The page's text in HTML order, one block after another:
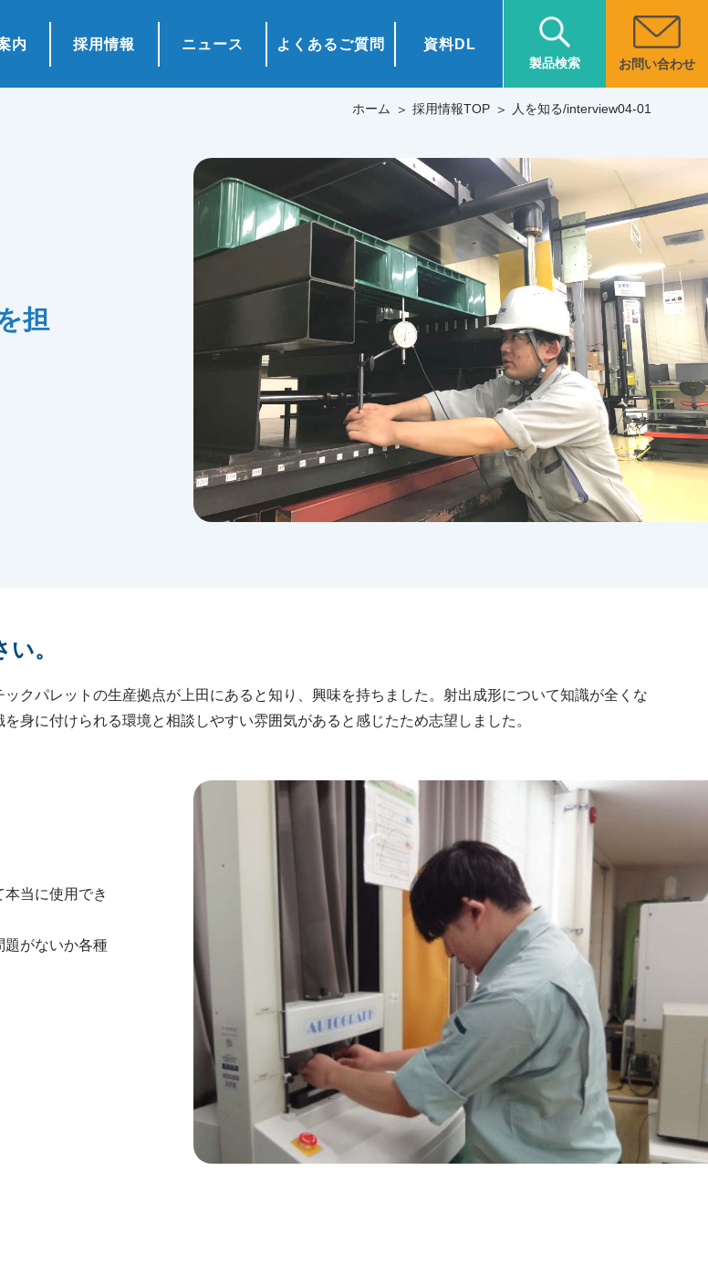
内 採用情報 ニュース よくあるご質問 資料DL
製品検索 お問い合わせ
ホーム 採用情報TOP 人を知る/interview04-01
担
。
クパレットの生産拠点が上田にあると知り、興味を持ちました。射出成形について知識が全くな
身に付けられる環境と相談しやすい雰囲気があると感じたため志望しました。
当に使用でき
題がないか各種